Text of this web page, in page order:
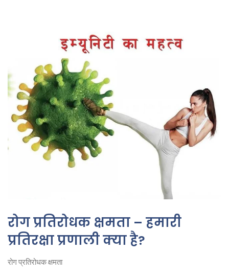
रोग प्रतिरोधक क्षमता – हमारी
प्रतिरक्षा प्रणाली क्या है?
रोग प्रतिरोधक क्षमता